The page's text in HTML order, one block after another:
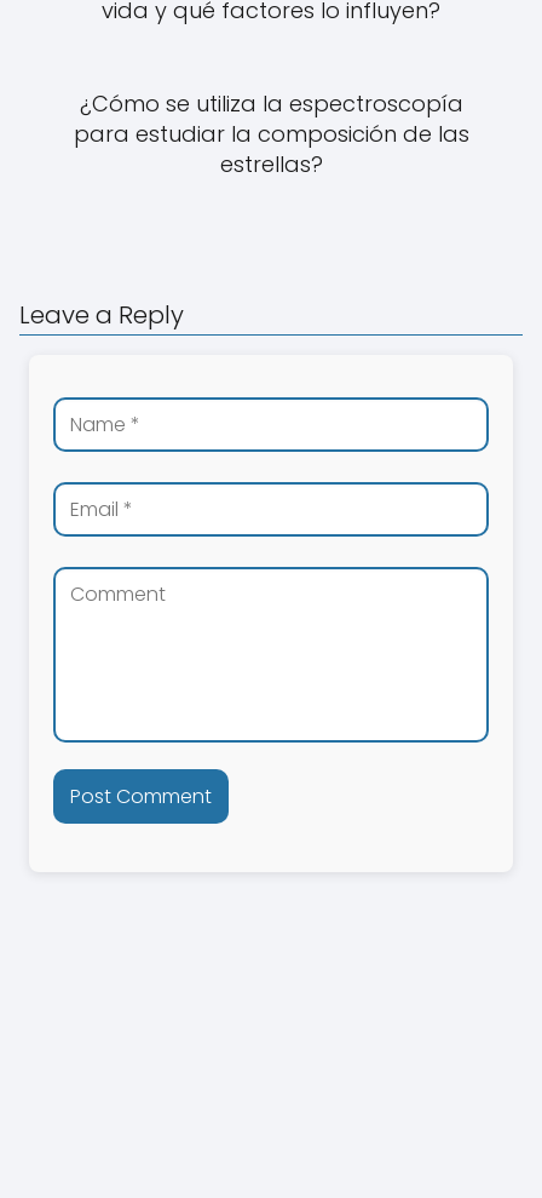
vida y qué factores lo influyen?
¿Cómo se utiliza la espectroscopía
para estudiar la composición de las
estrellas?
Leave a Reply